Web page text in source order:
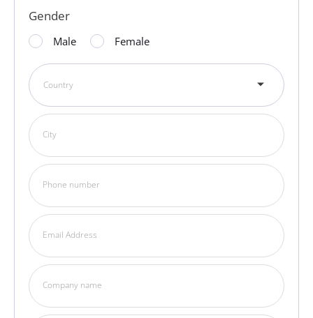
Gender
Male Female
Country
City
Phone number
Email Address
Company name